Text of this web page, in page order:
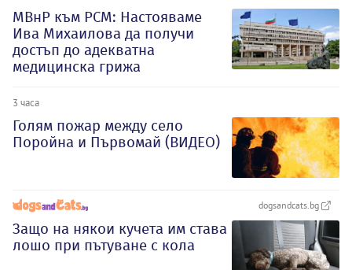
МВнР към РСМ: Настояваме
Ива Михаилова да получи
достъп до адекватна
медицинска грижа
3 часа
Голям пожар между село
Поройна и Първомай (ВИДЕО)
dogsandcats.bg
Защо на някои кучета им става
лошо при пътуване с кола